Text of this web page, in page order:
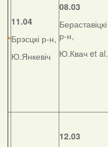
11.04
Брэсцкі р-н,
Ю.Янкевіч
08.03
Бераставіцкі
р-н,
Ю.Квач et al.
12.03